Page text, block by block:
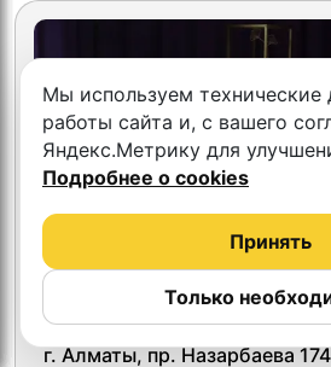
GB Studio
г. Алматы, пр. Назарбаева
Мы используем технические
работы сайта и, с вашего
Яндекс.Метрику для
Подробнее о cookies
Только
Принять